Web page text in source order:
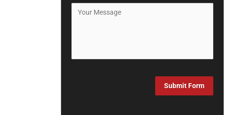
Submit Form